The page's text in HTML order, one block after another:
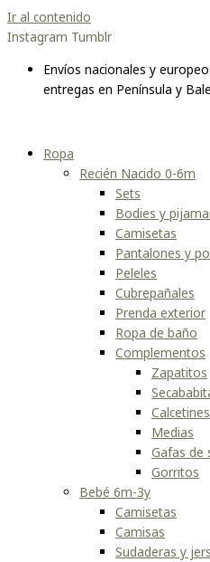
Ir al contenido
Instagram Tumblr
Envíos nacionales y
entregas en Península y
Ropa
Recién Nacido 0-6m
Sets
Bodies y
Camisetas
Pantalones y
Peleles
Cubrepañales
Prenda exterior
Ropa de baño
Complementos
Zapatitos
Calcetines
Medias
Gafas de
Gorritos
Bebé 6m-3y
Camisetas
Camisas
Sudaderas y